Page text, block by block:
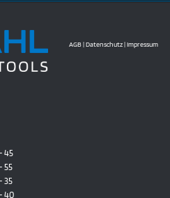
AGB|Datenschutz|Impressum
45
55
35
40